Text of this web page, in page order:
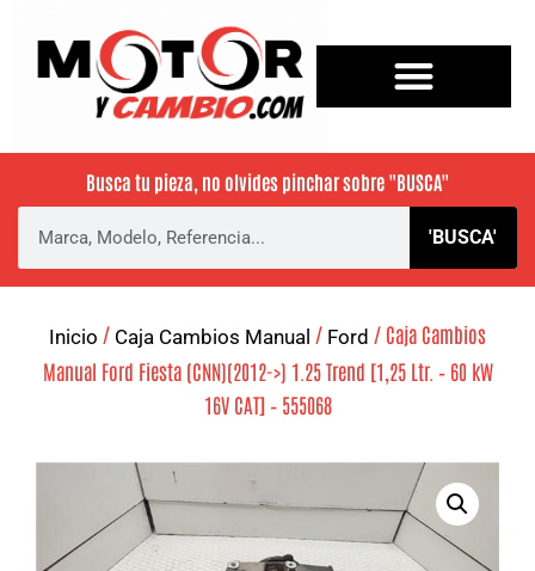
Busca tu pieza, no olvides pinchar sobre "BUSCA"
'BUSCA'
Inicio / Caja Cambios Manual / Ford / Caja Cambios
Manual Ford Fiesta (CNN)(2012->) 1.25 Trend [1,25 Ltr. – 60 kW
16V CAT] – 555068